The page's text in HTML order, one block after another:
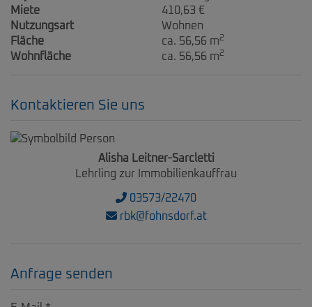
Miete
410,63 €
Nutzungsart
Wohnen
Fläche
ca. 56,56 m2
Wohnfläche ca. 56,56 m2
Kontaktieren Sie uns
Alisha Leitner-Sarcletti
Lehrling zur Immobilienkauffrau
03573/22470
rbk@fohnsdorf.at
Anfrage senden